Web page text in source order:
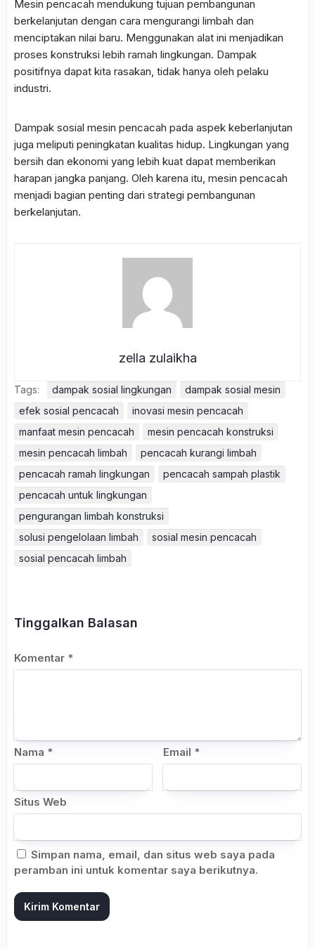
Mesin pencacah mendukung tujuan pembangunan
berkelanjutan dengan cara mengurangi limbah dan
menciptakan nilai baru. Menggunakan alat ini menjadikan
proses konstruksi lebih ramah lingkungan. Dampak
positifnya dapat kita rasakan, tidak hanya oleh pelaku
industri.
Dampak sosial mesin pencacah pada aspek keberlanjutan
juga meliputi peningkatan kualitas hidup. Lingkungan yang
bersih dan ekonomi yang lebih kuat dapat memberikan
harapan jangka panjang. Oleh karena itu, mesin pencacah
menjadi bagian penting dari strategi pembangunan
berkelanjutan.
zella zulaikha
Tags: dampak sosial lingkungan
dampak sosial mesin
efek sosial pencacah
inovasi mesin pencacah
manfaat mesin pencacah
mesin pencacah konstruksi
mesin pencacah limbah
pencacah kurangi limbah
pencacah ramah lingkungan
pencacah sampah plastik
pencacah untuk lingkungan
pengurangan limbah konstruksi
solusi pengelolaan limbah
sosial mesin pencacah
sosial pencacah limbah
Tinggalkan Balasan
Komentar *
Nama * Email *
Situs Web
Simpan nama, email, dan situs web saya pada
peramban ini untuk komentar saya berikutnya.